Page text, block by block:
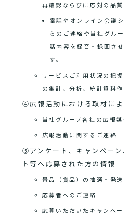
再確認ならびに応対の品
電話やオンライン会議
らのご連絡や当社グル
話内容を録音・録画さ
す。
サービスご利用状況の把
の集計、分析、統計資料
④広報活動における取材に
当社グループ各社の広報
広報活動に関するご連絡
⑤アンケート、キャンペーン
ト等へ応募された方の情報
景品（賞品）の抽選・発送
応募者へのご連絡
応募いただいたキャンペ